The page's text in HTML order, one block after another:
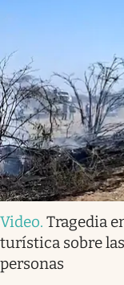
Video. Tragedia
turística sobre
personas